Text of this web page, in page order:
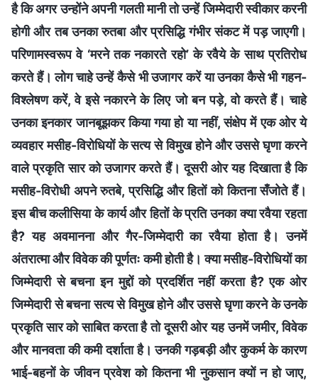
है कि अगर उन्होंने अपनी गलती मानी तो उन्हें जिम्मेदारी स्वीकार करनी
होगी और तब उनका रुतबा और प्रसिद्धि गंभीर संकट में पड़ जाएगी।
परिणामस्वरूप वे ‘मरने तक नकारते रहो’ के रवैये के साथ प्रतिरोध
करते हैं। लोग चाहे उन्हें कैसे भी उजागर करें या उनका कैसे भी गहन-
विश्लेषण करें, वे इसे नकारने के लिए जो बन पड़े, वो करते हैं। चाहे
उनका इनकार जानबूझकर किया गया हो या नहीं, संक्षेप में एक ओर ये
व्यवहार मसीह-विरोधियों के सत्य से विमुख होने और उससे घृणा करने
वाले प्रकृति सार को उजागर करते हैं। दूसरी ओर यह दिखाता है कि
मसीह-विरोधी अपने रुतबे, प्रसिद्धि और हितों को कितना सँजोते हैं।
इस बीच कलीसिया के कार्य और हितों के प्रति उनका क्या रवैया रहता
है? यह अवमानना और गैर-जिम्मेदारी का रवैया होता है। उनमें
अंतरात्मा और विवेक की पूर्णतः कमी होती है। क्या मसीह-विरोधियों का
जिम्मेदारी से बचना इन मुद्दों को प्रदर्शित नहीं करता है? एक ओर
जिम्मेदारी से बचना सत्य से विमुख होने और उससे घृणा करने के उनके
प्रकृति सार को साबित करता है तो दूसरी ओर यह उनमें जमीर, विवेक
और मानवता की कमी दर्शाता है। उनकी गड़बड़ी और कुकर्म के कारण
भाई-बहनों के जीवन प्रवेश को कितना भी नुकसान क्यों न हो जाए,